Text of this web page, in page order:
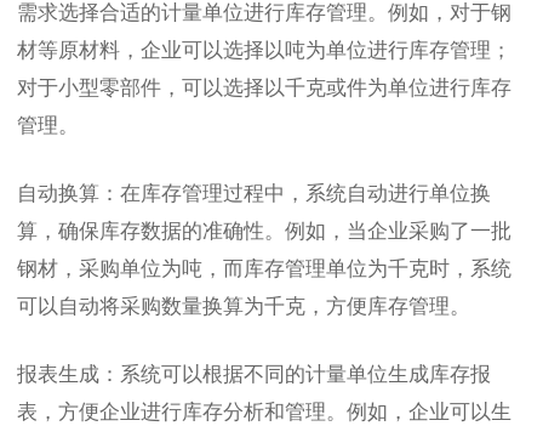
需求选择合适的计量单位进行库存管理。例如，对于钢
材等原材料，企业可以选择以吨为单位进行库存管理；
对于小型零部件，可以选择以千克或件为单位进行库存
管理。
自动换算：在库存管理过程中，系统自动进行单位换
算，确保库存数据的准确性。例如，当企业采购了一批
钢材，采购单位为吨，而库存管理单位为千克时，系统
可以自动将采购数量换算为千克，方便库存管理。
报表生成：系统可以根据不同的计量单位生成库存报
表，方便企业进行库存分析和管理。例如，企业可以生